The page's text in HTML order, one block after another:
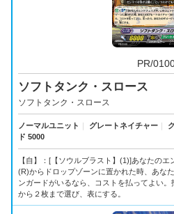
PR/
ソフトタンク・スロース
ソフトタンク・スロース
ノーマルユニット グレートネイチャー
ド 5000
【自】：[【ソウルブラスト】(1)]あなたの
(R)からドロップゾーンに置かれた時、あな
ンガードがいるなら、コストを払ってよい
から２枚まで選び、表にする。